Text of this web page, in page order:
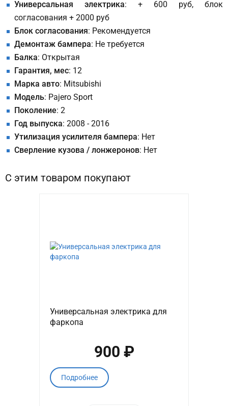
Универсальная электрика: + 600 руб, блок
согласования + 2000 руб
Блок согласования: Рекомендуется
Демонтаж бампера: Не требуется
Балка: Открытая
Гарантия, мес: 12
Марка авто: Mitsubishi
Модель: Pajero Sport
Поколение: 2
Год выпуска: 2008 - 2016
Утилизация усилителя бампера: Нет
Сверление кузова / лонжеронов: Нет
С этим товаром покупают
Универсальная электрика для
фаркопа
900 ₽
Подробнее